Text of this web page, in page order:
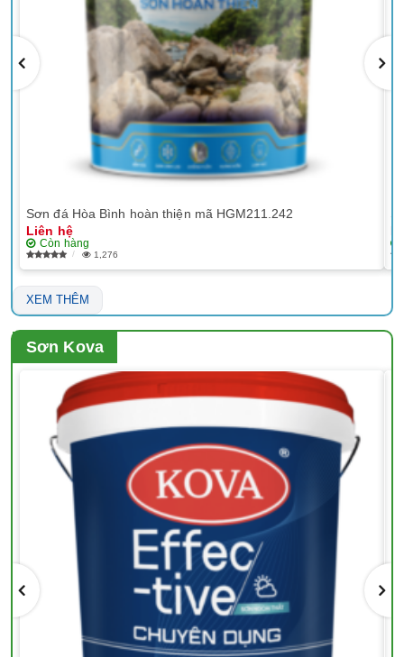
Sơn đá Hòa Bình hoàn thiện mã HGM211.242
Liên hệ
Còn hàng
1,276
XEM THÊM
Sơn Kova